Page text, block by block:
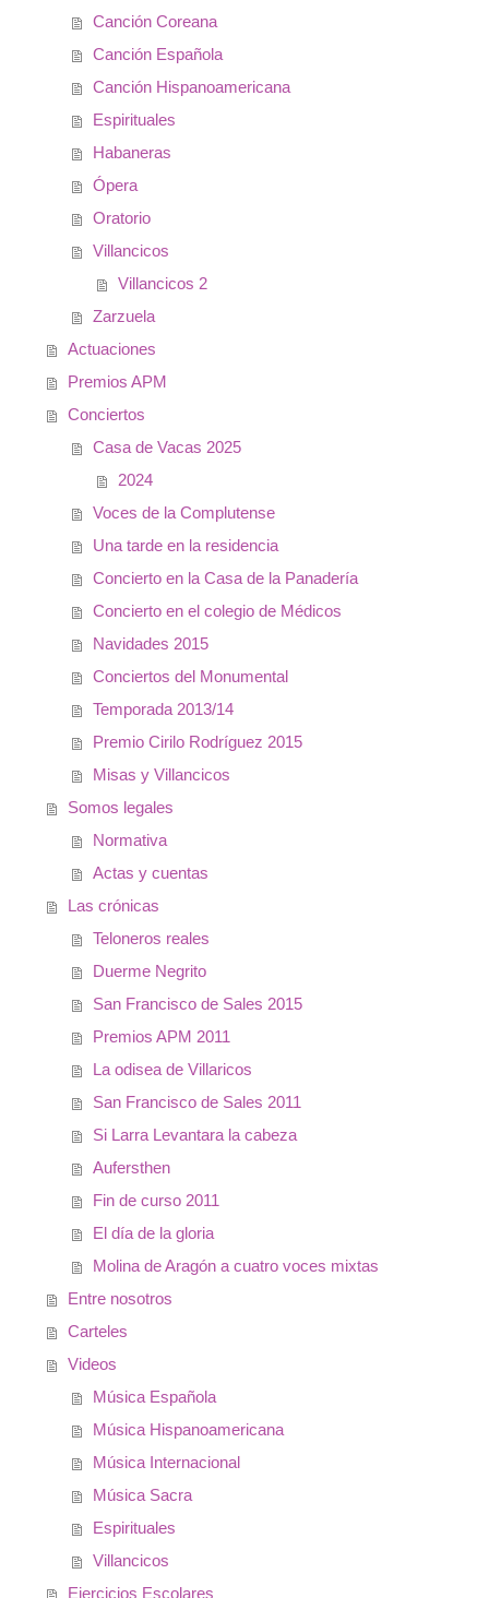
Canción Coreana
Canción Española
Canción Hispanoamericana
Espirituales
Habaneras
Ópera
Oratorio
Villancicos
Villancicos 2
Zarzuela
Actuaciones
Premios APM
Conciertos
Casa de Vacas 2025
2024
Voces de la Complutense
Una tarde en la residencia
Concierto en la Casa de la Panadería
Concierto en el colegio de Médicos
Navidades 2015
Conciertos del Monumental
Temporada 2013/14
Premio Cirilo Rodríguez 2015
Misas y Villancicos
Somos legales
Normativa
Actas y cuentas
Las crónicas
Teloneros reales
Duerme Negrito
San Francisco de Sales 2015
Premios APM 2011
La odisea de Villaricos
San Francisco de Sales 2011
Si Larra Levantara la cabeza
Aufersthen
Fin de curso 2011
El día de la gloria
Molina de Aragón a cuatro voces mixtas
Entre nosotros
Carteles
Videos
Música Española
Música Hispanoamericana
Música Internacional
Música Sacra
Espirituales
Villancicos
Ejercicios Escolares